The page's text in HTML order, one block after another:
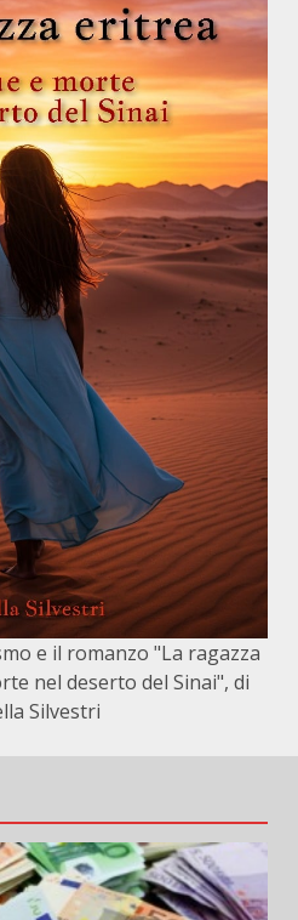
e il romanzo "La ragazza
nel deserto del Sinai", di
Silvestri